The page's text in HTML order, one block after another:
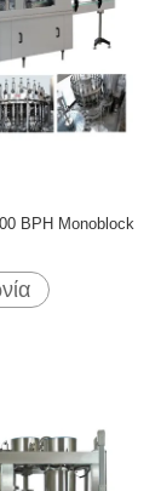
BPH Monoblock